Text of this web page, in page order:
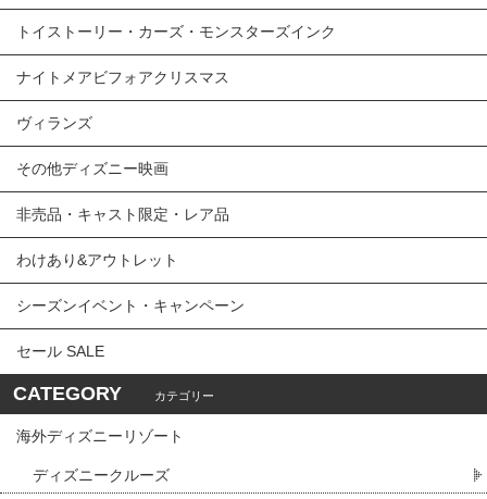
トイストーリー・カーズ・モンスターズインク
ナイトメアビフォアクリスマス
ヴィランズ
その他ディズニー映画
非売品・キャスト限定・レア品
わけあり&アウトレット
シーズンイベント・キャンペーン
セール SALE
CATEGORY カテゴリー
海外ディズニーリゾート
ディズニークルーズ